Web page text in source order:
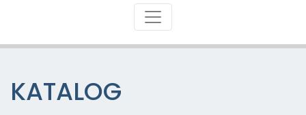
KATALOG